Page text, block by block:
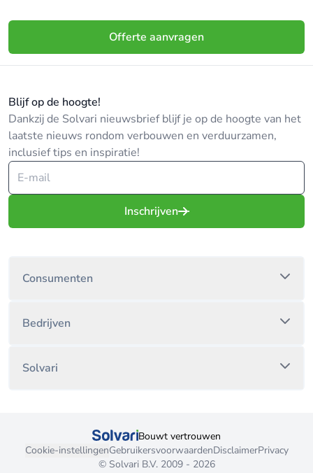
Offerte aanvragen
Blijf op de hoogte!
Dankzij de Solvari nieuwsbrief blijf je op de hoogte van het
laatste nieuws rondom verbouwen en verduurzamen,
inclusief tips en inspiratie!
Inschrijven
Consumenten
Bedrijven
Solvari
Bouwt vertrouwen
Cookie-instellingenGebruikersvoorwaardenDisclaimerPrivacy
© Solvari B.V. 2009 - 2026